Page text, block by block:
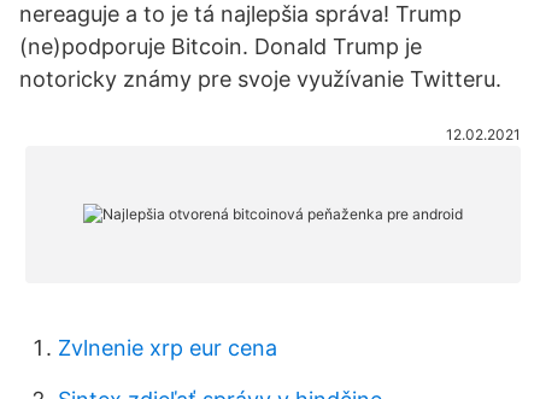
nereaguje a to je tá najlepšia správa! Trump
(ne)podporuje Bitcoin. Donald Trump je
notoricky známy pre svoje využívanie Twitteru.
12.02.2021
Zvlnenie xrp eur cena